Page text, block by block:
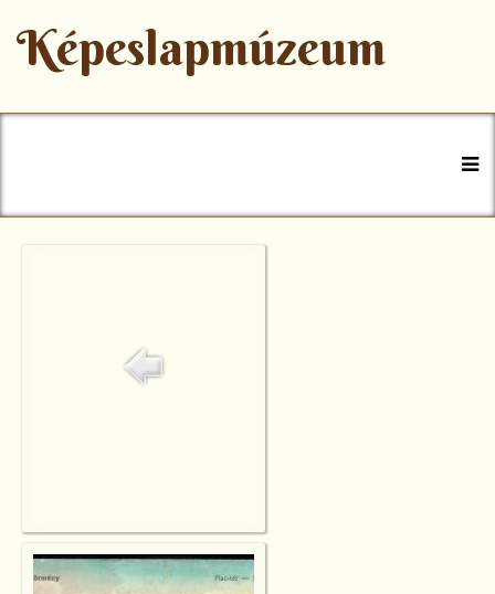
Képeslapmúzeum
+36 47 777-770 muzeum@szerencs.hu